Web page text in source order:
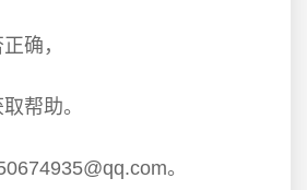
确，
帮助。
。